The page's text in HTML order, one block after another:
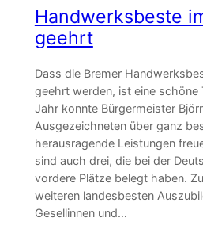
Handwerksbeste
geehrt
Dass die Bremer
geehrt werden, ist eine schöne
Jahr konnte Bürgermeister
Ausgezeichneten über ganz
herausragende Leistungen
sind auch drei, die bei der
vordere Plätze belegt haben.
weiteren landesbesten
Gesellinnen und…